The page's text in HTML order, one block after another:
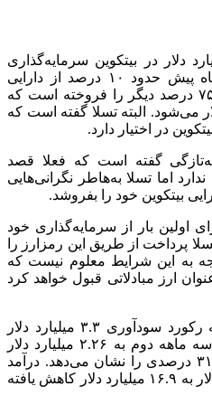
گفته بود که ۱.۵ میلیارد دلار در بیتکوین سرمایه‌گذاری
کرده است. این شرکت چند ماه پیش حدود ۱۰ درصد از دارایی
بیتکوین خود را فروخت و حالا ۷۵ درصد دیگر را فروخته است که
میلیون دلار می‌شود. البته تسلا گفته است که
گفته است که فعلا قصد
اما تسلا به‌هاطر نگرانی‌هایی
بیتکوین خود را بفروشد.
اولین بار از سرمایه‌گذاری خود
پرداخت از طریق این رمزارز را
به این شرایط معلوم نیست که
ارز مبادلاتی قبول خواهد کرد
تسلا در سه ماهه اول ۲۰۲۲ به رکورد سودآوری ۳.۳ میلیارد دلار
دست یافت و حالا این عدد در سه ماهه دوم به ۲.۲۶ میلیارد دلار
کاهش یافته است که کاهش ۳۱.۵ درصدی را نشان می‌دهد. درآمد
این شرکت هم از ۱۸.۷ میلیارد دلار به ۱۶.۹ میلیارد دلار کاهش یافته